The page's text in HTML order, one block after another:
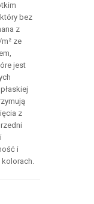
bez
z
ze
jest
z
i
kolorach.